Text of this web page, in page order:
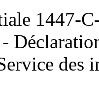
1447-
des